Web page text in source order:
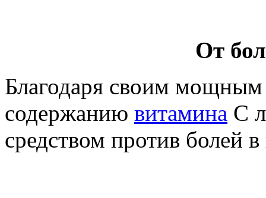
От
Благодаря своим мощным
содержанию витамина С
средством против болей